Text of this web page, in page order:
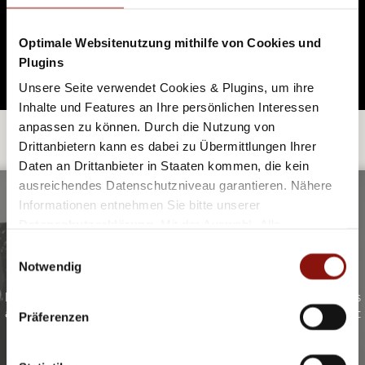
Optimale Websitenutzung mithilfe von Cookies und
Plugins
Unsere Seite verwendet Cookies & Plugins, um ihre
Inhalte und Features an Ihre persönlichen Interessen
anpassen zu können. Durch die Nutzung von
Drittanbietern kann es dabei zu Übermittlungen Ihrer
Daten an Drittanbieter in Staaten kommen, die kein
ausreichendes Datenschutzniveau garantieren. Nähere
Informationen entnehmen Sie bitte unserer
Cookies und Drittanbietern (inkl. Drittstaaten-
Notwendig
Präferenzen
Mozarts Geburtstag in den Gassen Salzburgs sollte man
WEITER STÖBERN:.
Internationale und nationale Kunst zu Gast in Salzburg. Beim
Besuch dieser Museen & Galerien gibt es sowohl Klassiker als
auch modernen Zeitgeist zu bestaunen - und die Zeit vergeht
(auch an regnerischen Tagen) dabei wie im Flug!